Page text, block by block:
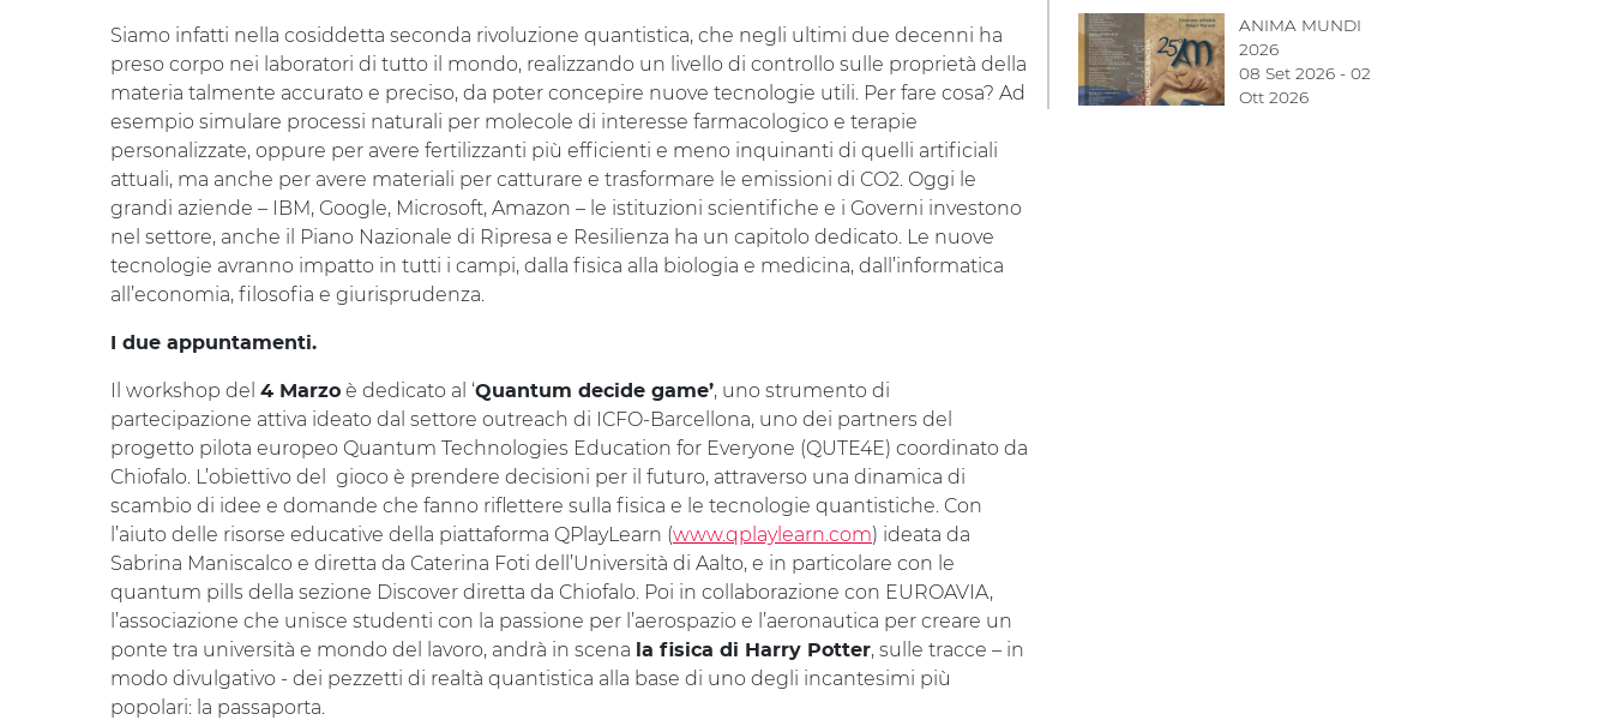
Siamo infatti nella cosiddetta seconda rivoluzione quantistica, che negli ultimi due decenni ha
preso corpo nei laboratori di tutto il mondo, realizzando un livello di controllo sulle proprietà della
materia talmente accurato e preciso, da poter concepire nuove tecnologie utili. Per fare cosa? Ad
esempio simulare processi naturali per molecole di interesse farmacologico e terapie
personalizzate, oppure per avere fertilizzanti più efficienti e meno inquinanti di quelli artificiali
attuali, ma anche per avere materiali per catturare e trasformare le emissioni di CO2. Oggi le
grandi aziende – IBM, Google, Microsoft, Amazon – le istituzioni scientifiche e i Governi investono
nel settore, anche il Piano Nazionale di Ripresa e Resilienza ha un capitolo dedicato. Le nuove
tecnologie avranno impatto in tutti i campi, dalla fisica alla biologia e medicina, dall’informatica
all’economia, filosofia e giurisprudenza.
I due appuntamenti.
Il workshop del 4 Marzo è dedicato al ‘Quantum decide game’, uno strumento di
partecipazione attiva ideato dal settore outreach di ICFO-Barcellona, uno dei partners del
progetto pilota europeo Quantum Technologies Education for Everyone (QUTE4E) coordinato da
Chiofalo. L’obiettivo del gioco è prendere decisioni per il futuro, attraverso una dinamica di
scambio di idee e domande che fanno riflettere sulla fisica e le tecnologie quantistiche. Con
l’aiuto delle risorse educative della piattaforma QPlayLearn (www.qplaylearn.com) ideata da
Sabrina Maniscalco e diretta da Caterina Foti dell’Università di Aalto, e in particolare con le
quantum pills della sezione Discover diretta da Chiofalo. Poi in collaborazione con EUROAVIA,
l’associazione che unisce studenti con la passione per l’aerospazio e l’aeronautica per creare un
ponte tra università e mondo del lavoro, andrà in scena
la fisica di Harry Potter, sulle tracce – in
modo divulgativo - dei pezzetti di realtà quantistica alla base di uno degli incantesimi più
popolari: la passaporta.
ANIMA MUNDI
2026
08 Set 2026 - 02
Ott 2026